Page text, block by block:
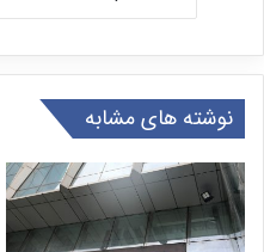
نوشته های مشابه